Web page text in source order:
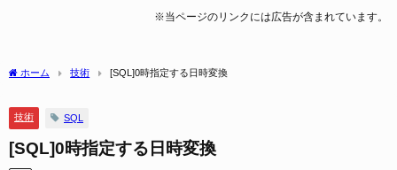
※当ページのリンクには広告が含まれています。
ホーム 技術 [SQL]0時指定する日時変換
技術 SQL
[SQL]0時指定する日時変換